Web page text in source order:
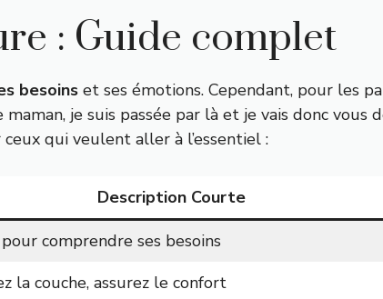
: Guide complet
besoins et ses émotions. Cependant, pour les
je suis passée par là et je vais donc vous
qui veulent aller à l’essentiel :
Description Courte
comprendre ses besoins
la couche, assurez le confort